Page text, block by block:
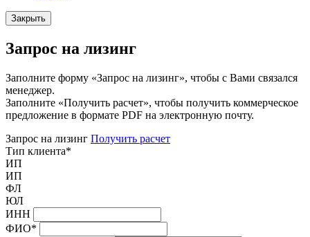
Закрыть
Запрос на лизинг
Заполните форму «Запрос на лизинг», чтобы с Вами связался
менеджер.
Заполните «Получить расчет», чтобы получить коммерческое
предложение в формате PDF на электронную почту.
Запрос на лизинг Получить расчет
Тип клиента*
ИП
ИП
ФЛ
ЮЛ
ИНН
ФИО*